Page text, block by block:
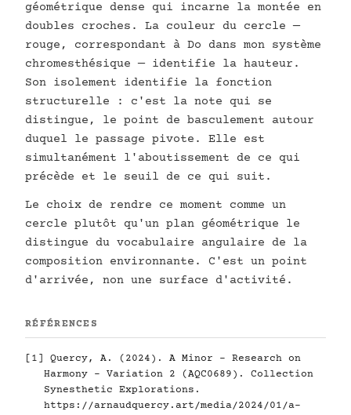
géométrique dense qui incarne la montée en
doubles croches. La couleur du cercle —
rouge, correspondant à Do dans mon système
chromesthésique — identifie la hauteur.
Son isolement identifie la fonction
structurelle : c'est la note qui se
distingue, le point de basculement autour
duquel le passage pivote. Elle est
simultanément l'aboutissement de ce qui
précède et le seuil de ce qui suit.
Le choix de rendre ce moment comme un
cercle plutôt qu'un plan géométrique le
distingue du vocabulaire angulaire de la
composition environnante. C'est un point
d'arrivée, non une surface d'activité.
RÉFÉRENCES
[1] Quercy, A. (2024). A Minor - Research on
Harmony - Variation 2 (AQC0689). Collection
Synesthetic Explorations.
https://arnaudquercy.art/media/2024/01/a-